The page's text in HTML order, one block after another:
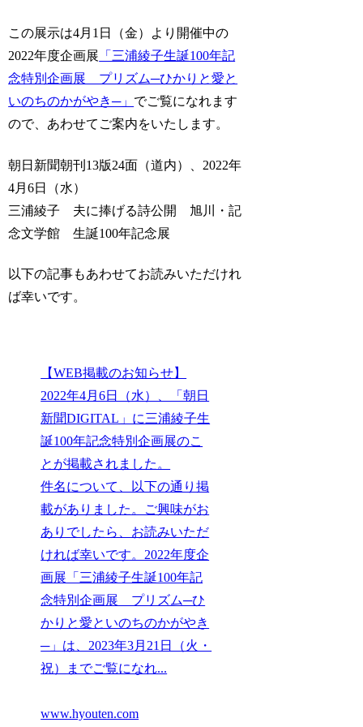
この展示は4月1日（金）より開催中の
2022年度企画展 「三浦綾子生誕100年記
念特別企画展 プリズム─ひかりと愛と
いのちのかがやき─」 でご覧になれます
ので、あわせてご案内をいたします。
朝日新聞朝刊13版24面（道内）、2022年
4月6日（水）
三浦綾子 夫に捧げる詩公開 旭川・記
念文学館 生誕100年記念展
以下の記事もあわせてお読みいただけれ
ば幸いです。
【WEB掲載のお知らせ】
2022年4月6日（水）、「朝日
新聞DIGITAL」に三浦綾子生
誕100年記念特別企画展のこ
とが掲載されました。
件名について、以下の通り掲
載がありました。ご興味がお
ありでしたら、お読みいただ
ければ幸いです。2022年度企
画展「三浦綾子生誕100年記
念特別企画展 プリズム─ひ
かりと愛といのちのかがやき
─」は、2023年3月21日（火・
祝）までご覧になれ...
www.hyouten.com